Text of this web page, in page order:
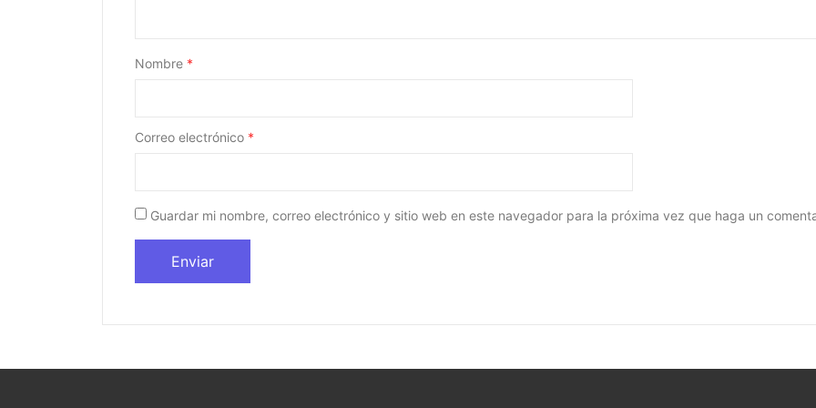
Nombre *
Correo electrónico *
Guardar mi nombre, correo electrónico y sitio web en este navegador para la próxima vez que haga un